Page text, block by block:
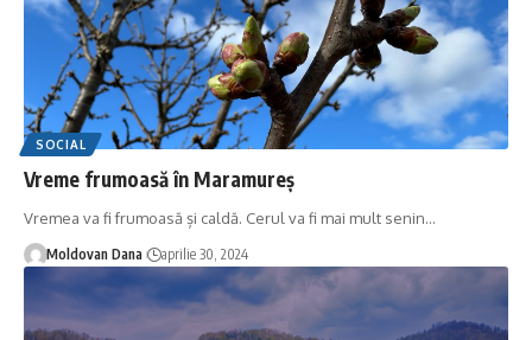
SOCIAL
Vreme frumoasă în Maramureș
Vremea va fi frumoasă și caldă. Cerul va fi mai mult senin…
Moldovan Dana aprilie 30, 2024